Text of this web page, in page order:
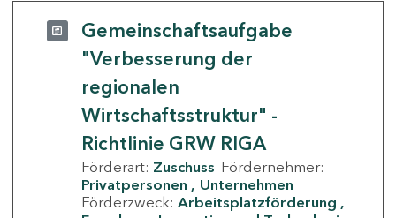
Gemeinschaftsaufgabe
"Verbesserung der
regionalen
Wirtschaftsstruktur" -
Richtlinie GRW RIGA
Förderart: Zuschuss Fördernehmer:
Privatpersonen
Unternehmen
Förderzweck: Arbeitsplatzförderung